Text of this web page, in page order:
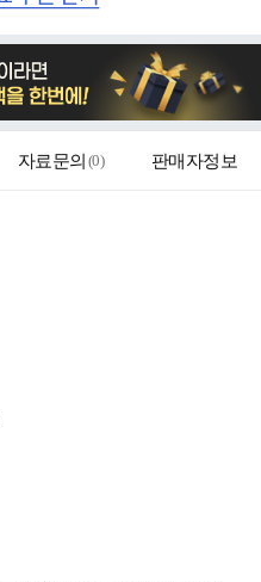
자료문의 (0) 판매자정보